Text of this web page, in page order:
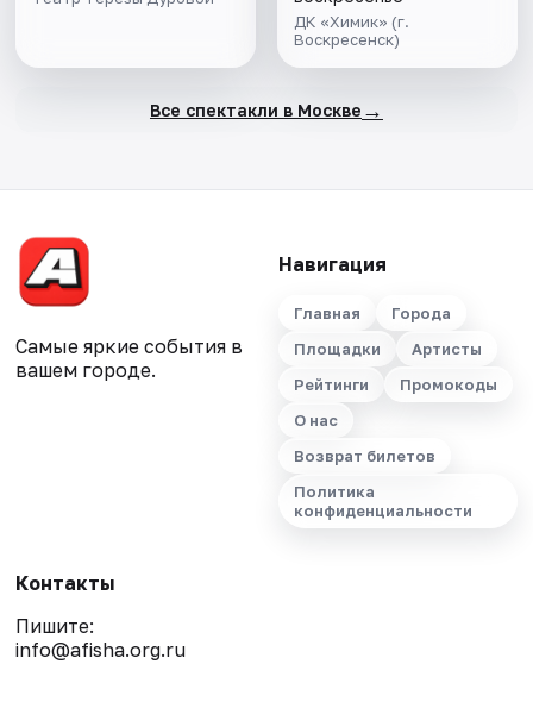
ДК «Химик» (г.
Воскресенск)
Все спектакли в Москве →
Самые яркие события в
вашем городе.
Навигация
Главная
Города
Площадки
Артисты
Рейтинги
Промокоды
О нас
Возврат билетов
Политика
конфиденциальности
Контакты
Пишите:
info@afisha.org.ru